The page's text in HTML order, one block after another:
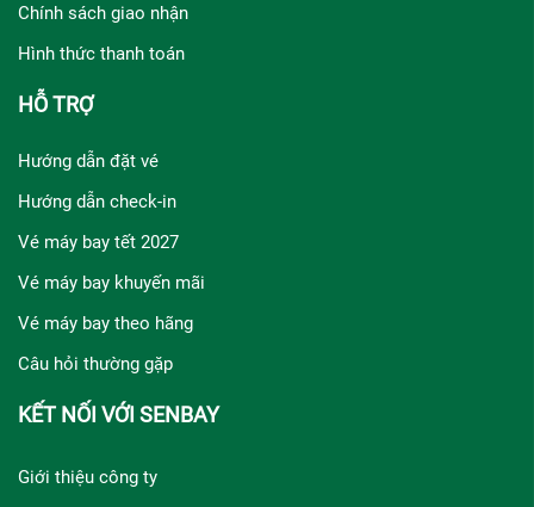
Chính sách giao nhận
Hình thức thanh toán
HỖ TRỢ
Hướng dẫn đặt vé
Hướng dẫn check-in
Vé máy bay tết 2027
Vé máy bay khuyến mãi
Vé máy bay theo hãng
Câu hỏi thường gặp
KẾT NỐI VỚI SENBAY
Giới thiệu công ty